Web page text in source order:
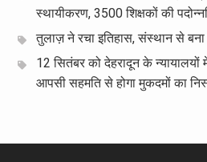
स्थायीकरण, 3500 शिक्षकों की
तुलाज़ ने रचा इतिहास, संस्थान से बना
12 सितंबर को देहरादून के न्यायालयों
आपसी सहमति से होगा मुकदमों का